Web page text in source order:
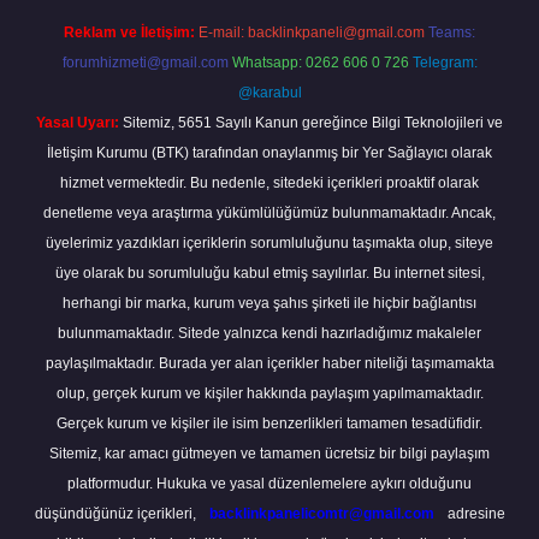
Reklam ve İletişim: E-mail: backlinkpaneli@gmail.com Teams:
forumhizmeti@gmail.com Whatsapp: 0262 606 0 726 Telegram:
@karabul
Yasal Uyarı: Sitemiz, 5651 Sayılı Kanun gereğince Bilgi Teknolojileri ve
İletişim Kurumu (BTK) tarafından onaylanmış bir Yer Sağlayıcı olarak
hizmet vermektedir. Bu nedenle, sitedeki içerikleri proaktif olarak
denetleme veya araştırma yükümlülüğümüz bulunmamaktadır. Ancak,
üyelerimiz yazdıkları içeriklerin sorumluluğunu taşımakta olup, siteye
üye olarak bu sorumluluğu kabul etmiş sayılırlar. Bu internet sitesi,
herhangi bir marka, kurum veya şahıs şirketi ile hiçbir bağlantısı
bulunmamaktadır. Sitede yalnızca kendi hazırladığımız makaleler
paylaşılmaktadır. Burada yer alan içerikler haber niteliği taşımamakta
olup, gerçek kurum ve kişiler hakkında paylaşım yapılmamaktadır.
Gerçek kurum ve kişiler ile isim benzerlikleri tamamen tesadüfidir.
Sitemiz, kar amacı gütmeyen ve tamamen ücretsiz bir bilgi paylaşım
platformudur. Hukuka ve yasal düzenlemelere aykırı olduğunu
düşündüğünüz içerikleri,
backlinkpanelicomtr@gmail.com
adresine